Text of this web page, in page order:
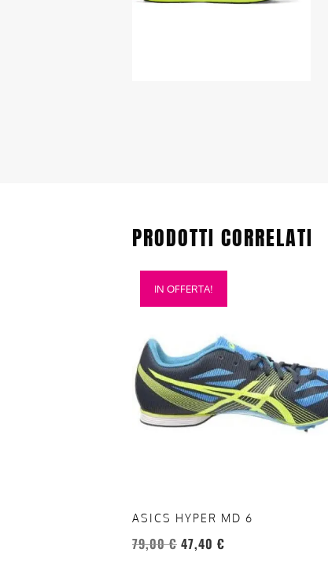
PRODOTTI CORRELATI
IN OFFERTA!
ASICS HYPER MD 6
79,00€ 47,40 €
Questo
prodotto
varianti.
Le
opzioni
possono
del
prodotto